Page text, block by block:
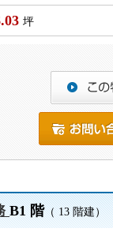
坪
B1 階（ 13 階建）